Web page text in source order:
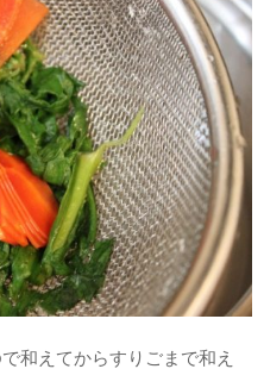
和えてからすりごまで和え